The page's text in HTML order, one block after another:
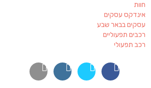
חוות
אינדקס עסקים
עסקים בבאר שבע
רכבים תפעוליים
רכב תפעולי